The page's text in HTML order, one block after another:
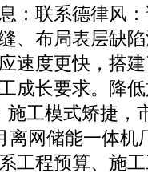
：联系德律风
、布局表层缺
速度更快，搭
成长要求。降
施工模式矫捷，
离网储能一体机
工程预算、施